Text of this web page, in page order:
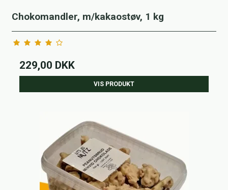
Chokomandler, m/kakaostøv, 1 kg
229,00 DKK
VIS PRODUKT